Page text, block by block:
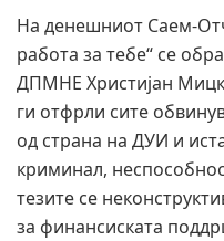
На денешниот Саем-
работа за тебе“ се
ДПМНЕ Христијан
ги отфрли сите
од страна на ДУИ и
криминал,
тезите се
за финансиската